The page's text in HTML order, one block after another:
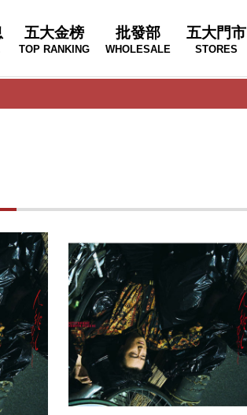
五大金榜
TOP RANKING
批發部
WHOLESALE
五大門市
STORES